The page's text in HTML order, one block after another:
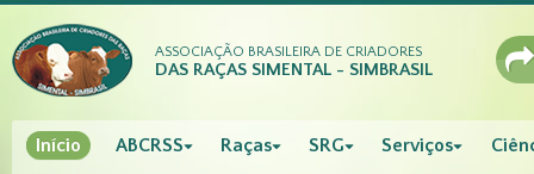
ASSOCIAÇÃO BRASILEIRA DE CRIADORES
DAS RAÇAS SIMENTAL - SIMBRASIL
Início ABCRSS Raças SRG Serviços